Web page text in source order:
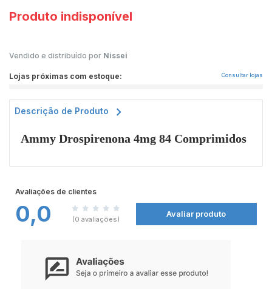
Produto indisponível
Vendido e distribuído por Nissei
Lojas próximas com estoque: Consultar lojas
Descrição de Produto
Ammy Drospirenona 4mg 84 Comprimidos
Avaliações de clientes
0,0 (0 avaliações)
Avaliar produto